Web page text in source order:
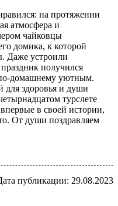
на протяжении
атмосфера и
чайковцы
домика, к которой
Даже устроили
получился
домашнему уютным.
для здоровья и души
турслете
в своей истории,
От души поздравляем
публикации: 29.08.2023